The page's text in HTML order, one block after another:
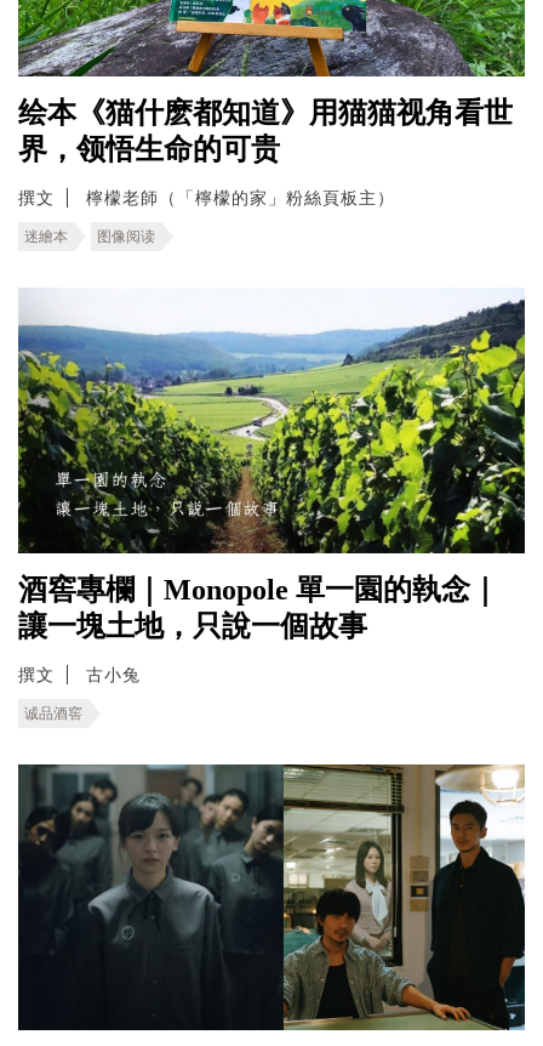
绘本《猫什麽都知道》用猫猫视角看世
界，领悟生命的可贵
撰文 檸檬老師（「檸檬的家」粉絲頁板主）
迷繪本 图像阅读
酒窖專欄｜Monopole 單一園的執念｜
讓一塊土地，只說一個故事
撰文 古小兔
诚品酒窖